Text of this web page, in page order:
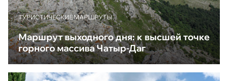
ТУРИСТИЧЕСКИЕ МАРШРУТЫ
Маршрут выходного дня: к высшей точке
горного массива Чатыр-Даг